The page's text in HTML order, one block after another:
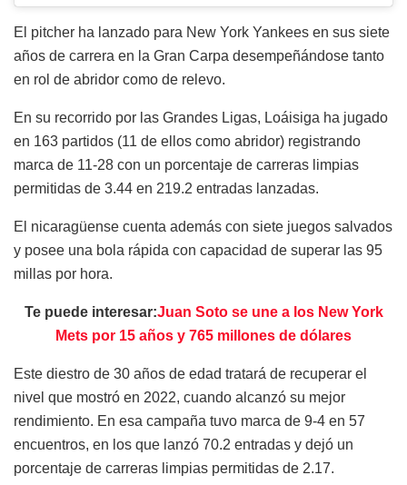
El pitcher ha lanzado para New York Yankees en sus siete
años de carrera en la Gran Carpa desempeñándose tanto
en rol de abridor como de relevo.
En su recorrido por las Grandes Ligas, Loáisiga ha jugado
en 163 partidos (11 de ellos como abridor) registrando
marca de 11-28 con un porcentaje de carreras limpias
permitidas de 3.44 en 219.2 entradas lanzadas.
El nicaragüense cuenta además con siete juegos salvados
y posee una bola rápida con capacidad de superar las 95
millas por hora.
Te puede interesar:Juan Soto se une a los New York
Mets por 15 años y 765 millones de dólares
Este diestro de 30 años de edad tratará de recuperar el
nivel que mostró en 2022, cuando alcanzó su mejor
rendimiento. En esa campaña tuvo marca de 9-4 en 57
encuentros, en los que lanzó 70.2 entradas y dejó un
porcentaje de carreras limpias permitidas de 2.17.